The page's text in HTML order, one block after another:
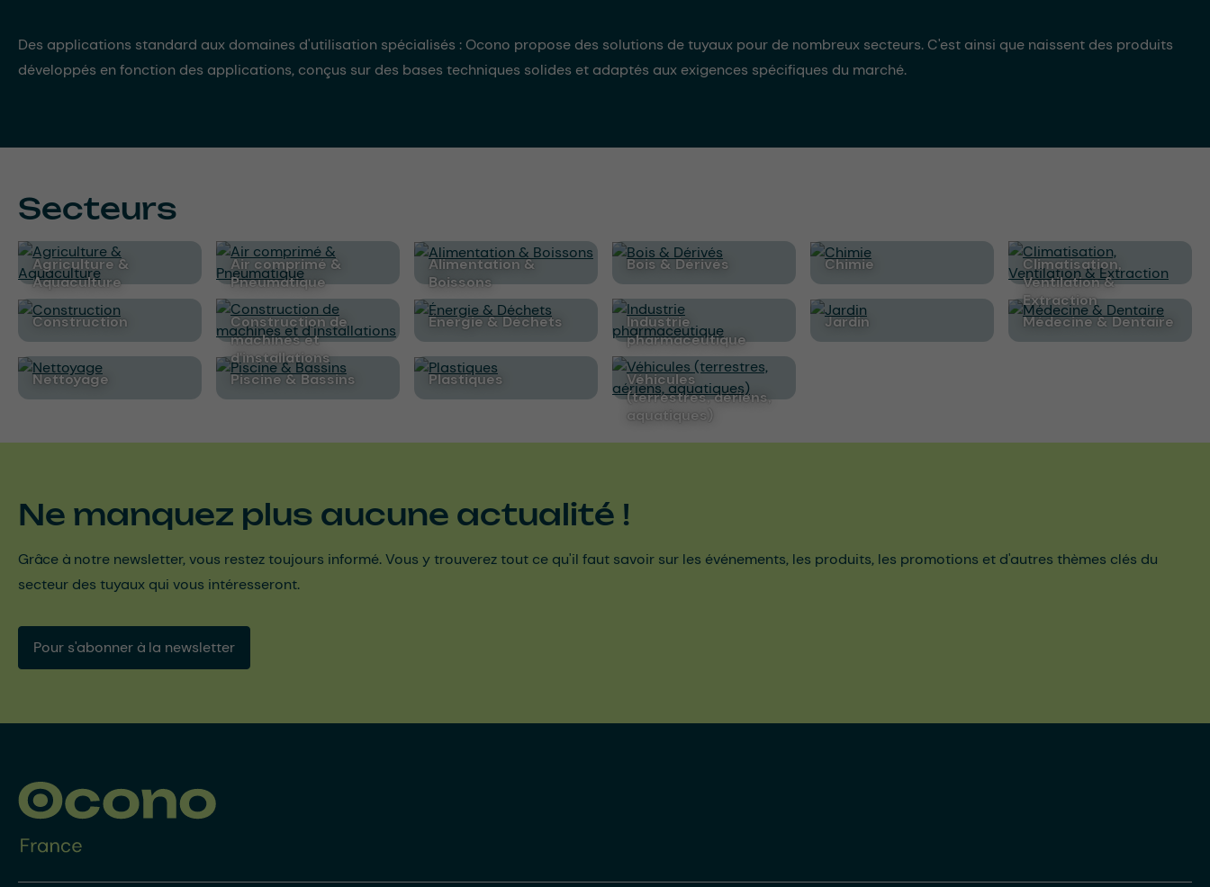
Des applications standard aux domaines d'utilisation spécialisés : Ocono propose des solutions de tuyaux pour de nombreux secteurs. C'est ainsi que naissent des produits
développés en fonction des applications, conçus sur des bases techniques solides et adaptés aux exigences spécifiques du marché.
Secteurs
Agriculture &
Aquaculture
Air comprimé &
Pneumatique
Alimentation &
Boissons
Bois & Dérivés Chimie
Climatisation,
Ventilation &
Extraction
Construction
Construction de
machines et
d'installations
Énergie & Déchets
Industrie
pharmaceutique
Jardin Médecine & Dentaire
Nettoyage Piscine & Bassins Plastiques
Véhicules
(terrestres, aériens,
aquatiques)
Ne manquez plus aucune actualité !
Grâce à notre newsletter, vous restez toujours informé. Vous y trouverez tout ce qu'il faut savoir sur les événements, les produits, les promotions et d'autres thèmes clés du
secteur des tuyaux qui vous intéresseront.
Pour s'abonner à la newsletter